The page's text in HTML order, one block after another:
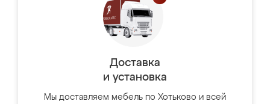
Доставка
и установка
Мы доставляем мебель по Хотьково и всей